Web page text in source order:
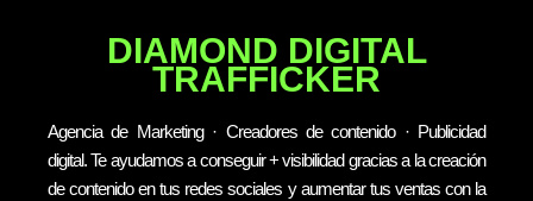
DIAMOND DIGITAL
TRAFFICKER
Agencia de Marketing · Creadores de contenido · Publicidad
digital. Te ayudamos a conseguir + visibilidad gracias a la creación
de contenido en tus redes sociales y aumentar tus ventas con la